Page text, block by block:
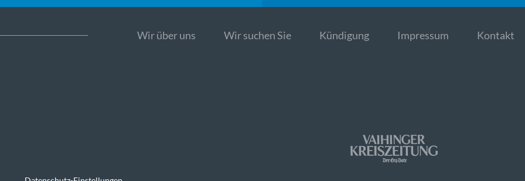
Wir über uns Wir suchen Sie Kündigung Impressum Kontakt